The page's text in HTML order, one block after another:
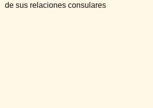
de sus relaciones consulares